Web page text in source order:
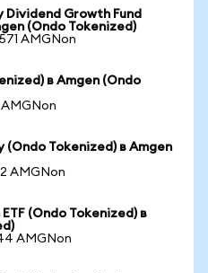
Dividend Growth Fund
(Ondo Tokenized)
AMGNon
в Amgen (Ondo
Tokenized) в Amgen
AMGNon
(Ondo Tokenized) в
AMGNon